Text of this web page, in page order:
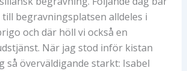
begravningsplatsen alldeles i
och där höll vi också en
När jag stod inför kistan
så överväldigande starkt: Isabel